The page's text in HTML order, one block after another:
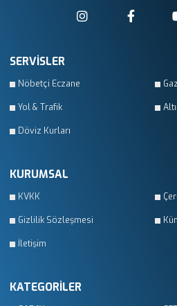
SERVİSLER
Nöbetçi Eczane
Yol & Trafik
Döviz Kurları
KURUMSAL
KVKK
Gizlilik Sözleşmesi
İletişim
KATEGORİLER